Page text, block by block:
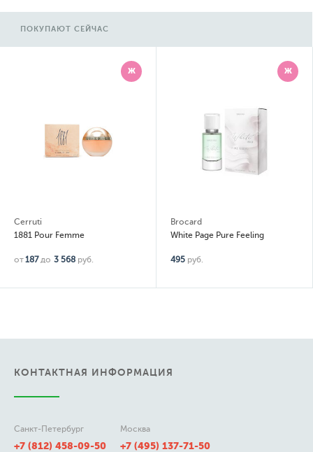
ПОКУПАЮТ СЕЙЧАС
White Page Pure Feeling
495
White Page Clear
КОНТАКТНАЯ ИНФОРМАЦИЯ
Санкт-Петербург
+7 (812) 458-09-50
Москва
+7 (495) 137-71-50